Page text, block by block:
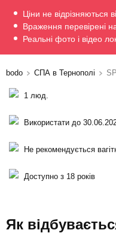
Ціни не відрізняються
Враження перевірені
Реальні фото і відео
bodo СПА в Тернополі
1 люд.
Використати до
Не рекомендується
Доступно з 18 років
Як